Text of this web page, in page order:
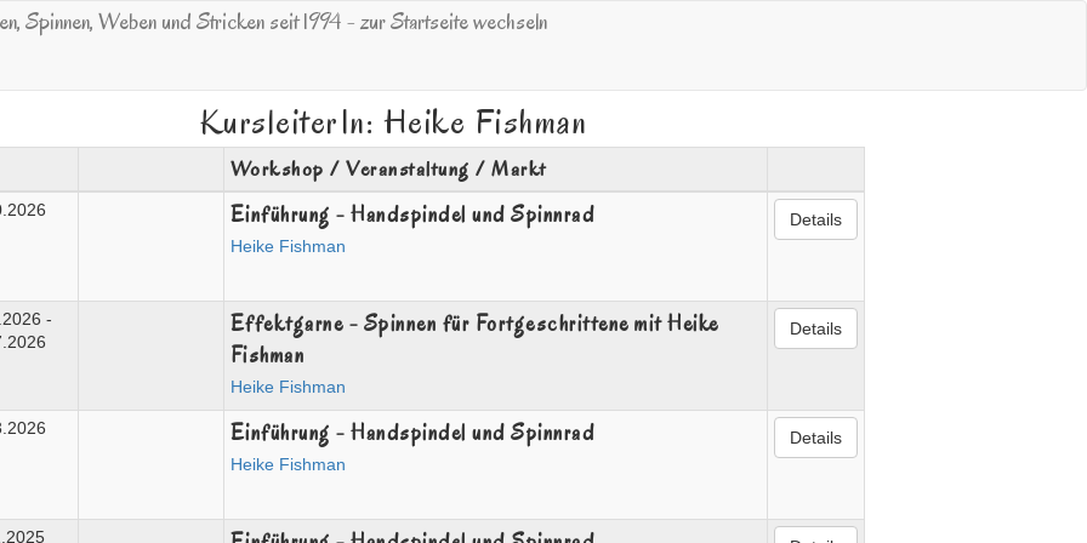
KursleiterIn: Heike Fishman
Workshop / Veranstaltung / Markt
Einführung - Handspindel und Spinnrad
Heike Fishman
Details
-
Effektgarne - Spinnen für Fortgeschrittene mit Heike
Fishman
Heike Fishman
Details
Einführung - Handspindel und Spinnrad
Heike Fishman
Details